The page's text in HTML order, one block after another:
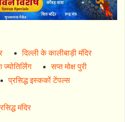
दिल्ली के कालीबाड़ी मंदिर
ज्योतिर्लिंग
सप्त मोक्ष पुरी
प्रसिद्ध इस्ककों टेंपल्स
मंदिर